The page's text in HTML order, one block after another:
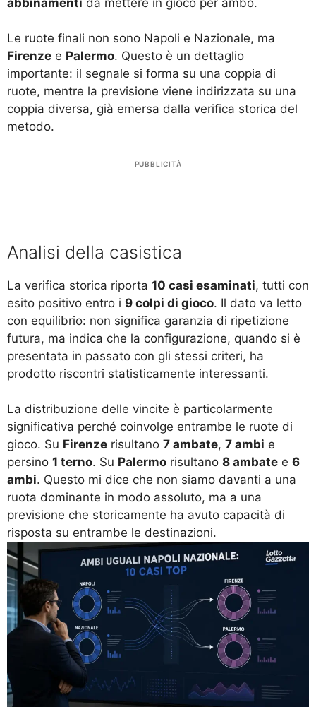
Le ruote finali non sono Napoli e Nazionale, ma
Firenze e Palermo. Questo è un dettaglio
importante: il segnale si forma su una coppia di
ruote, mentre la previsione viene indirizzata su una
coppia diversa, già emersa dalla verifica storica del
metodo.
PUBBLICITÀ
Analisi della casistica
La verifica storica riporta 10 casi esaminati, tutti con
esito positivo entro i 9 colpi di gioco. Il dato va letto
con equilibrio: non significa garanzia di ripetizione
futura, ma indica che la configurazione, quando si è
presentata in passato con gli stessi criteri, ha
prodotto riscontri statisticamente interessanti.
La distribuzione delle vincite è particolarmente
significativa perché coinvolge entrambe le ruote di
gioco. Su Firenze risultano 7 ambate, 7 ambi e
persino 1 terno. Su Palermo risultano 8 ambate e 6
ambi. Questo mi dice che non siamo davanti a una
ruota dominante in modo assoluto, ma a una
previsione che storicamente ha avuto capacità di
risposta su entrambe le destinazioni.